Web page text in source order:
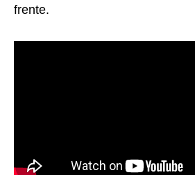
frente.